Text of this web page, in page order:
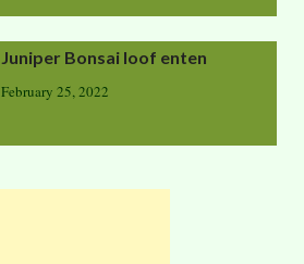
Juniper Bonsai loof enten
February 25, 2022